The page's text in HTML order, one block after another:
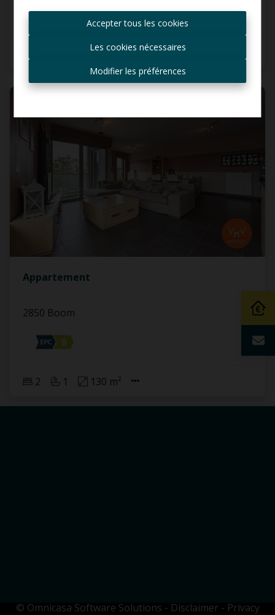
Accepter tous les cookies
Les cookies nécessaires
Modifier les préférences
90 m²
Appartement
2850 Boom
2 1 130 m²
© Omnicasa Software Solutions - Disclaimer - Privacy
informé des nouvelles
offres ?
mail